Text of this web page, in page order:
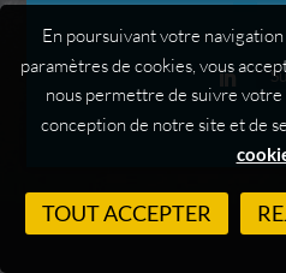
En poursuivant votre
paramètres de cookies, vous
nous permettre de suivre
conception de notre site et de
TOUT ACCEPTER